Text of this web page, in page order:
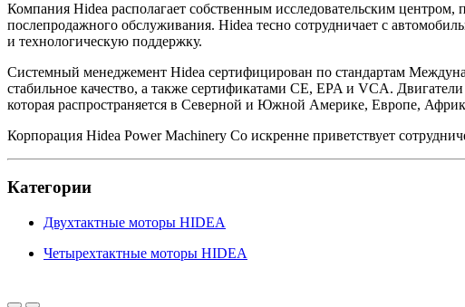
Компания Hidea располагает собственным исследовательским
послепродажного обслуживания. Hidea тесно сотрудничает с
и технологическую поддержку.
Системный менеджемент Hidea сертифицирован по стандартам
стабильное качество, а также сертификатами CE, EPA и VCA.
которая распространяется в Северной и Южной Америке, Европе,
Корпорация Hidea Power Machinery Co искренне приветствует
Категории
Двухтактные моторы HIDEA
Четырехтактные моторы HIDEA